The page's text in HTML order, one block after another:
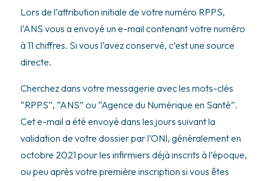
Lors de l’attribution initiale de votre numéro RPPS,
l’ANS vous a envoyé un e-mail contenant votre numéro
à 11 chiffres. Si vous l’avez conservé, c’est une source
directe.
Cherchez dans votre messagerie avec les mots-clés
“RPPS”, “ANS” ou “Agence du Numérique en Santé”.
Cet e-mail a été envoyé dans les jours suivant la
validation de votre dossier par l’ONI, généralement en
octobre 2021 pour les infirmiers déjà inscrits à l’époque,
ou peu après votre première inscription si vous êtes